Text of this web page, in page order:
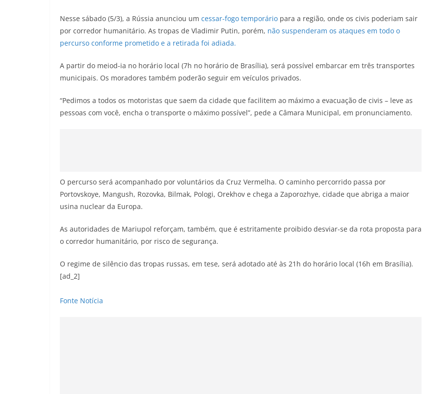
Nesse sábado (5/3), a Rússia anunciou um cessar-fogo temporário para a região, onde os civis poderiam sair
por corredor humanitário. As tropas de Vladimir Putin, porém, não suspenderam os ataques em todo o
percurso conforme prometido e a retirada foi adiada.
A partir do meiod-ia no horário local (7h no horário de Brasília), será possível embarcar em três transportes
municipais. Os moradores também poderão seguir em veículos privados.
“Pedimos a todos os motoristas que saem da cidade que facilitem ao máximo a evacuação de civis – leve as
pessoas com você, encha o transporte o máximo possível”, pede a Câmara Municipal, em pronunciamento.
O percurso será acompanhado por voluntários da Cruz Vermelha. O caminho percorrido passa por
Portovskoye, Mangush, Rozovka, Bilmak, Pologi, Orekhov e chega a Zaporozhye, cidade que abriga a maior
usina nuclear da Europa.
As autoridades de Mariupol reforçam, também, que é estritamente proibido desviar-se da rota proposta para
o corredor humanitário, por risco de segurança.
O regime de silêncio das tropas russas, em tese, será adotado até às 21h do horário local (16h em Brasília).
[ad_2]
Fonte Notícia